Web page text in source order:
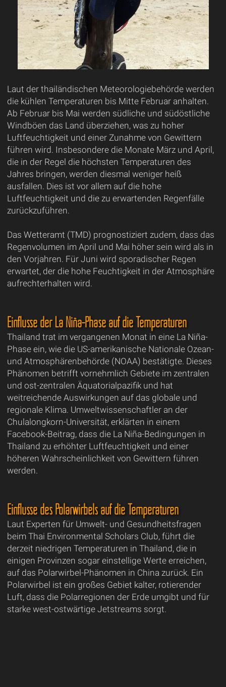
Laut der thailändischen Meteorologiebehörde werden
die kühlen Temperaturen bis Mitte Februar anhalten.
Ab Februar bis Mai werden südliche und südöstliche
Windböen das Land überziehen, was zu hoher
Luftfeuchtigkeit und einer Zunahme von Gewittern
führen wird. Insbesondere die Monate März und April,
die in der Regel die höchsten Temperaturen des
Jahres bringen, werden diesmal weniger heiß
ausfallen. Dies ist vor allem auf die hohe
Luftfeuchtigkeit und die zu erwartenden Regenfälle
zurückzuführen.
Das Wetteramt (TMD) prognostiziert zudem, dass das
Regenvolumen im April und Mai höher sein wird als in
den Vorjahren. Für Juni wird sporadischer Regen
erwartet, der die hohe Feuchtigkeit in der Atmosphäre
aufrechterhalten wird.
Einflüsse der La Niña-Phase auf die Temperaturen
Thailand trat im vergangenen Monat in eine La Niña-
Phase ein, wie die US-amerikanische Nationale Ozean-
und Atmosphärenbehörde (NOAA) bestätigte. Dieses
Phänomen betrifft vornehmlich Gebiete im zentralen
und ost-zentralen Äquatorialpazifik und hat
weitreichende Auswirkungen auf das globale und
regionale Klima. Umweltwissenschaftler an der
Chulalongkorn-Universität, erklärten in einem
Facebook-Beitrag, dass die La Niña-Bedingungen in
Thailand zu erhöhter Luftfeuchtigkeit und einer
höheren Wahrscheinlichkeit von Gewittern führen
werden.
Einflüsse des Polarwirbels auf die Temperaturen
Laut Experten für Umwelt- und Gesundheitsfragen
beim Thai Environmental Scholars Club, führt die
derzeit niedrigen Temperaturen in Thailand, die in
einigen Provinzen sogar einstellige Werte erreichen,
auf das Polarwirbel-Phänomen in China zurück. Ein
Polarwirbel ist ein großes Gebiet kalter, rotierender
Luft, dass die Polarregionen der Erde umgibt und für
starke west-ostwärtige Jetstreams sorgt.